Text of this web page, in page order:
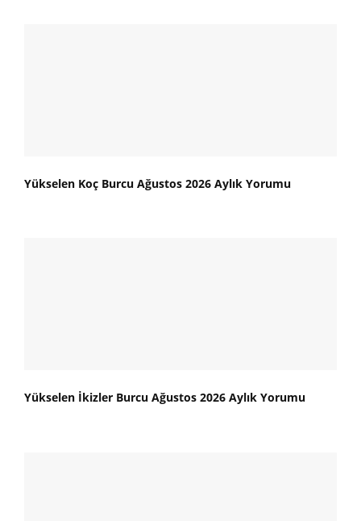
Yükselen Koç Burcu Ağustos 2026 Aylık Yorumu
Yükselen İkizler Burcu Ağustos 2026 Aylık Yorumu